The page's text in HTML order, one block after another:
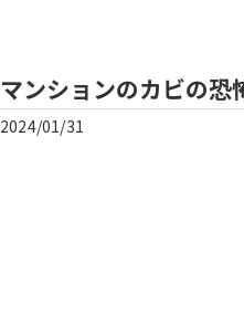
マンションのカビの
2024/01/31